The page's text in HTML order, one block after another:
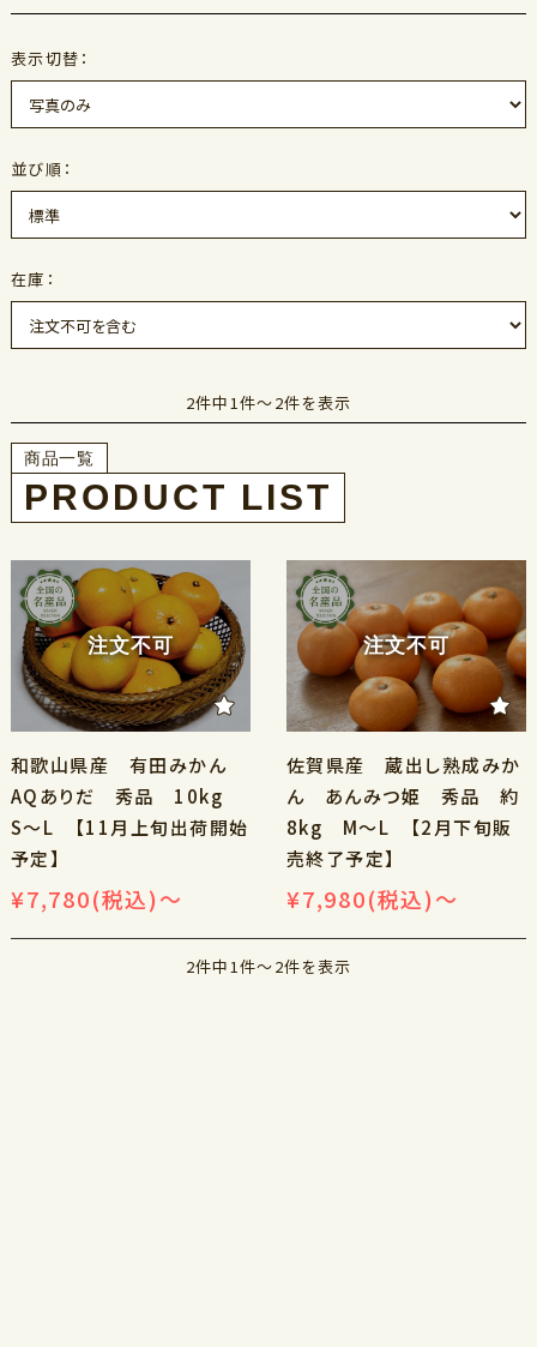
表示切替：
並び順：
在庫：
2件中1件～2件を表示
商品一覧
注文不可
和歌山県産 有田みかん
AQありだ 秀品 10kg
S～L 【11月上旬出荷開始
予定】
¥7,780(税込)～
注文不可
佐賀県産 蔵出し熟成みか
ん あんみつ姫 秀品 約
8kg M～L 【2月下旬販
売終了予定】
¥7,980(税込)～
2件中1件～2件を表示